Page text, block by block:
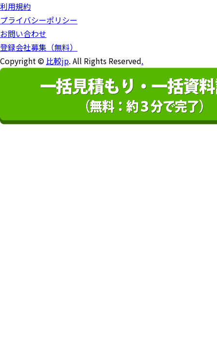
利用規約
プライバシーポリシー
お問い合わせ
登録会社募集（無料）
Copyright ©比較jp. All Rights Reserved.